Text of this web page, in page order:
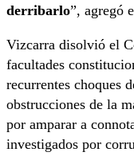
derribarlo”, agregó
Vizcarra disolvió el
facultades
recurrentes choques
obstrucciones de la
por amparar a
investigados por